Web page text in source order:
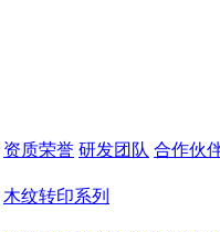
资质荣誉 研发团队 合作伙
木纹转印系列